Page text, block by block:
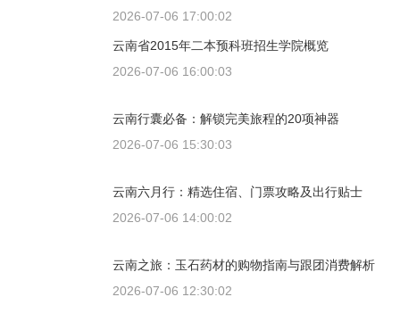
2026-07-06 17:00:02
云南省2015年二本预科班招生学院概览
2026-07-06 16:00:03
云南行囊必备：解锁完美旅程的20项神器
2026-07-06 15:30:03
云南六月行：精选住宿、门票攻略及出行贴士
2026-07-06 14:00:02
云南之旅：玉石药材的购物指南与跟团消费解析
2026-07-06 12:30:02